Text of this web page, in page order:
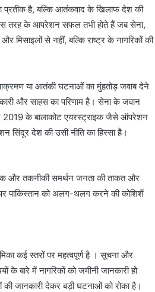
प्रतीक है, बल्कि आतंकवाद के खिलाफ देश की
इस तरह के आपरेशन सफल तभी होते हैं जब सेना,
से नहीं, बल्कि राष्ट्र के नागरिकों की
या आतंकी घटनाओं का मुंहतोड़ जवाब देने
और साहस का परिणाम है। सेना के जवान
2019 के बालाकोट एयरस्ट्राइक जैसे ऑपरेशन
सिंदूर देश की उसी नीति का हिस्सा है।
और तकनीकी समर्थन जनता की ताकत और
पाकिस्तान को अलग-थलग करने की कोशिशें
कई स्तरों पर महत्वपूर्ण है । सूचना और
के बारे में नागरिकों को जमीनी जानकारी हो
की जानकारी देकर बड़ी घटनाओं को रोका है।